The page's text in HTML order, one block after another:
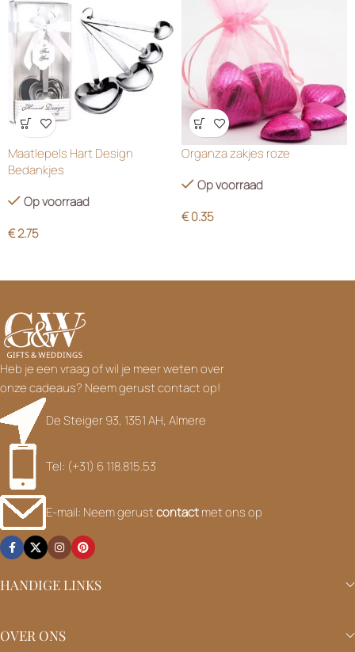
Wensenlijst
Maatlepels Hart Design
Bedankjes
Op voorraad
€2.75
Wensenlijst
Organza zakjes roze
Op voorraad
€0.35
Heb je een vraag of wil je meer weten over
onze cadeaus? Neem gerust contact op!
De Steiger 93, 1351 AH, Almere
Tel: (+31) 6 118.815.53
E-mail: Neem gerustcontactmet ons op
HANDIGE LINKS
OVER ONS